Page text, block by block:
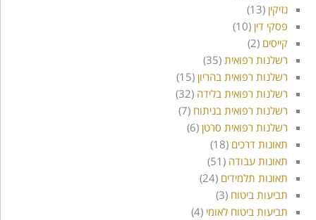
נזיקין (13)
פסקי דין (10)
קייסים (2)
רשלנות רפואית (35)
רשלנות רפואית בהריון (15)
רשלנות רפואית בלידה (32)
רשלנות רפואית בניתוח (7)
רשלנות רפואית סרטן (6)
תאונות דרכים (18)
תאונות עבודה (51)
תאונות תלמידים (24)
תביעות ביטוח (3)
תביעות ביטוח לאומי (4)